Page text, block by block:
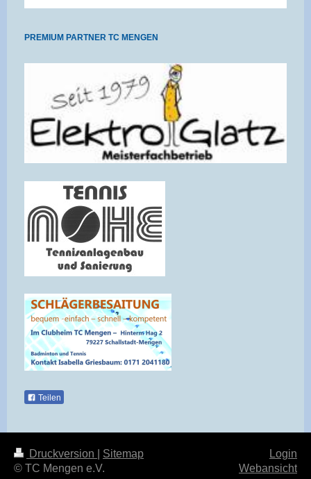
PREMIUM PARTNER TC MENGEN
Teilen
Druckversion
Sitemap
© TC Mengen e.V.
Login
Webansicht